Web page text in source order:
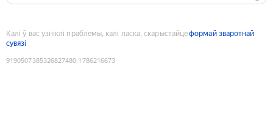
Калі ў вас узніклі праблемы, калі ласка, скарыстайцеформай зваротнай
сувязі
9190507385326827480:1786216673